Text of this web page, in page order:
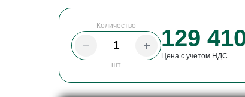
129
Цена с учетом НДС
Количество
шт